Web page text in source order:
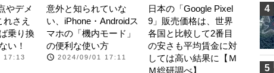
やデメ
れさえ
乗り換
い！
17:13
意外と知られていな
い、iPhone・Androidス
マホの「機内モード」
の便利な使い方
2024/09/01 17:11
日本の「Google Pixel
9」販売価格は、世界
各国と比較して2番目
の安さも平均賃金に対
しては高い結果に【Ｍ
Ｍ総研調べ】
4
5